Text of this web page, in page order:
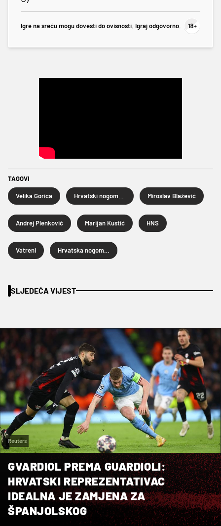
Igre na sreću mogu dovesti do ovisnosti. Igraj odgovorno.
TAGOVI
Velika Gorica Miroslav Blažević
Andrej Plenković Marijan Kustić HNS
Vatreni
SLJEDEĆA VIJEST
Reuters
GVARDIOL PREMA GUARDIOLI:
HRVATSKI REPREZENTATIVAC
IDEALNA JE ZAMJENA ZA
ŠPANJOLSKOG